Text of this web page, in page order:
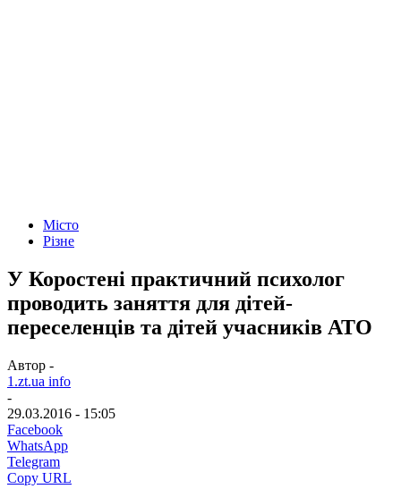
Місто
Різне
У Коростені практичний психолог
проводить заняття для дітей-
переселенців та дітей учасників АТО
Автор -
1.zt.ua info
-
29.03.2016 - 15:05
Facebook
WhatsApp
Telegram
Copy URL